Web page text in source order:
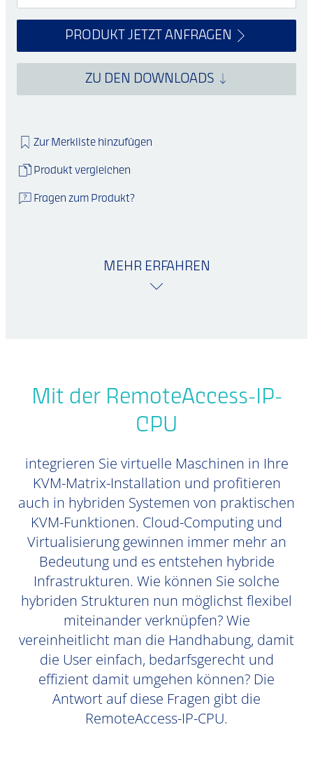
PRODUKT JETZT ANFRAGEN
ZU DEN DOWNLOADS
Zur Merkliste hinzufügen
Produkt vergleichen
Fragen zum Produkt?
MEHR ERFAHREN
Mit der RemoteAccess-IP-
CPU
integrieren Sie virtuelle Maschinen in Ihre
KVM-Matrix-Installation und profitieren
auch in hybriden Systemen von praktischen
KVM-Funktionen. Cloud-Computing und
Virtualisierung gewinnen immer mehr an
Bedeutung und es entstehen hybride
Infrastrukturen. Wie können Sie solche
hybriden Strukturen nun möglichst flexibel
miteinander verknüpfen? Wie
vereinheitlicht man die Handhabung, damit
die User einfach, bedarfsgerecht und
effizient damit umgehen können? Die
Antwort auf diese Fragen gibt die
RemoteAccess-IP-CPU.